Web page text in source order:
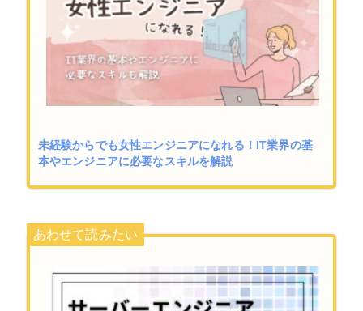
未経験からでも女性エンジニアになれる！IT業界の基
本やエンジニアに必要なスキルを解説